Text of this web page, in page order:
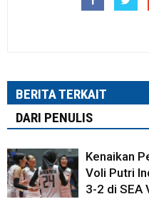
BERITA TERKAIT
DARI PENULIS
Kenaikan
Voli Putri
3-2 di SEA